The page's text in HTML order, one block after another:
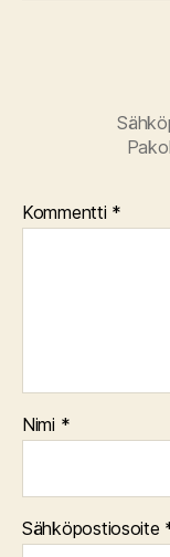
Kommentti *
Nimi *
Sähköpostiosoite